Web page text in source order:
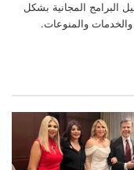
البرامج المجانية بشكل
والمنوعات.